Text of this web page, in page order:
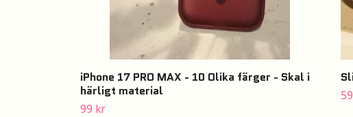
iPhone 17 PRO MAX - 10 Olika färger - Skal i
härligt material
99 kr